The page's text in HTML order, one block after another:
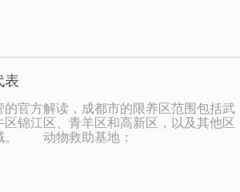
表
官方解读，成都市的限养区范围包括武
锦江区、青羊区和高新区，以及其他区
。 动物救助基地：